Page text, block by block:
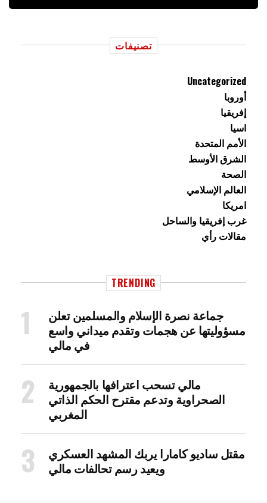
تصنيفات
Uncategorized
أوروبا
إفريقيا
اسيا
الأمم المتحدة
الشرق الأوسط
الصحة
العالم الإسلامي
امريكا
غرب إفريقيا والساحل
مقالات رأي
TRENDING
جماعة نصرة الإسلام والمسلمين تعلن
مسؤوليتها عن هجمات وتقدم ميداني واسع
في مالي
مالي تسحب اعترافها بالجمهورية
الصحراوية وتدعم مقترح الحكم الذاتي
المغربي
مقتل ساديو كامارا يربك المشهد العسكري
ويعيد رسم تحالفات مالي